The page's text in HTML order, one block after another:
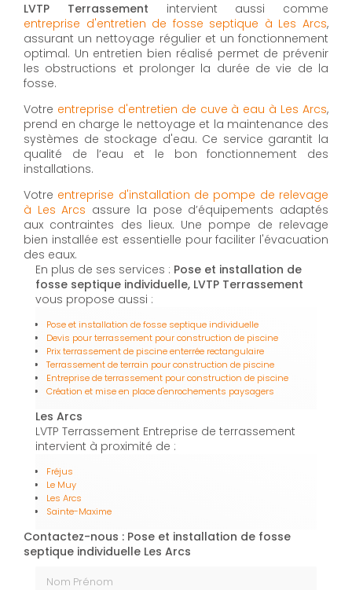
LVTP Terrassement intervient aussi comme
entreprise d'entretien de fosse septique à Les Arcs,
assurant un nettoyage régulier et un fonctionnement
optimal. Un entretien bien réalisé permet de prévenir
les obstructions et prolonger la durée de vie de la
fosse.
Votre entreprise d'entretien de cuve à eau à Les Arcs,
prend en charge le nettoyage et la maintenance des
systèmes de stockage d'eau. Ce service garantit la
qualité de l’eau et le bon fonctionnement des
installations.
Votre entreprise d'installation de pompe de relevage
à Les Arcs assure la pose d’équipements adaptés
aux contraintes des lieux. Une pompe de relevage
bien installée est essentielle pour faciliter l'évacuation
des eaux.
En plus de ses services : Pose et installation de
fosse septique individuelle, LVTP Terrassement
vous propose aussi :
Pose et installation de fosse septique individuelle
Devis pour terrassement pour construction de piscine
Prix terrassement de piscine enterrée rectangulaire
Terrassement de terrain pour construction de piscine
Entreprise de terrassement pour construction de piscine
Création et mise en place d'enrochements paysagers
Les Arcs
LVTP Terrassement Entreprise de terrassement
intervient à proximité de :
Fréjus
Le Muy
Les Arcs
Sainte-Maxime
Contactez-nous : Pose et installation de fosse
septique individuelle Les Arcs